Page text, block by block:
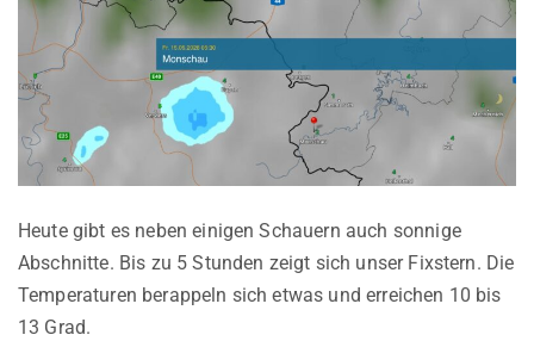
Heute gibt es neben einigen Schauern auch sonnige
Abschnitte. Bis zu 5 Stunden zeigt sich unser Fixstern. Die
Temperaturen berappeln sich etwas und erreichen 10 bis
13 Grad.